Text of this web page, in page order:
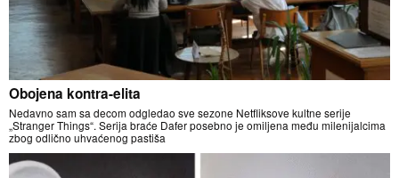
Obojena kontra-elita
Nedavno sam sa decom odgledao sve sezone Netfliksove kultne serije
„Stranger Things“. Serija braće Dafer posebno je omiljena među milenijalcima
zbog odlično uhvaćenog pastiša